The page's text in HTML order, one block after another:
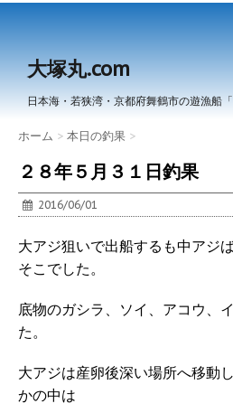
大塚丸.com
日本海・若狭湾・京都府舞鶴市の遊漁船「
ホーム > 本日の釣果 >
２８年５月３１日釣果
2016/06/01
大アジ狙いで出船するも中アジ
そこでした。
底物のガシラ、ソイ、アコウ、
た。
大アジは産卵後深い場所へ移動
かの中は